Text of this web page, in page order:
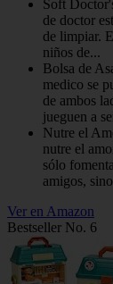
Soft
de doctor
de limpiar.
niños de...
Bolsa de
medico se
de ambos
jueguen a
Nutre el
nutre el
sólo
amigos,
Ver en Amazon
Bestseller No. 6